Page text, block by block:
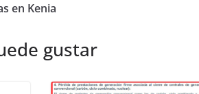
en Kenia
gustar